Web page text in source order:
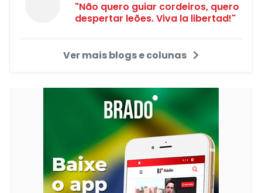
"Não quero guiar cordeiros, quero
despertar leões. Viva la libertad!"
Ver mais blogs e colunas